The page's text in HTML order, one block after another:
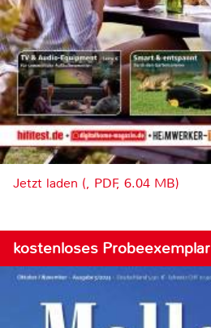
Jetzt laden (, PDF, 6.04 MB)
kostenloses Probeexemplar